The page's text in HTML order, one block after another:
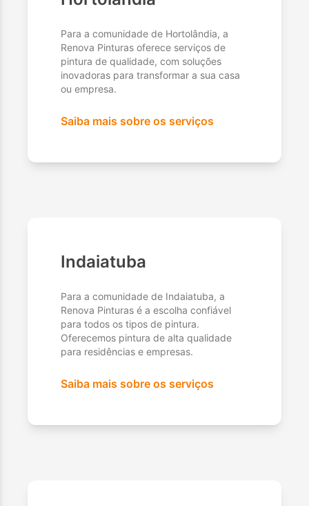
Para a comunidade de Hortolândia, a
Renova Pinturas oferece serviços de
pintura de qualidade, com soluções
inovadoras para transformar a sua casa
ou empresa.
Saiba mais sobre os serviços
Indaiatuba
Para a comunidade de Indaiatuba, a
Renova Pinturas é a escolha confiável
para todos os tipos de pintura.
Oferecemos pintura de alta qualidade
para residências e empresas.
Saiba mais sobre os serviços